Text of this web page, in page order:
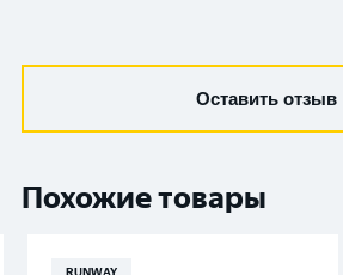
Оставить отзыв
Похожие товары